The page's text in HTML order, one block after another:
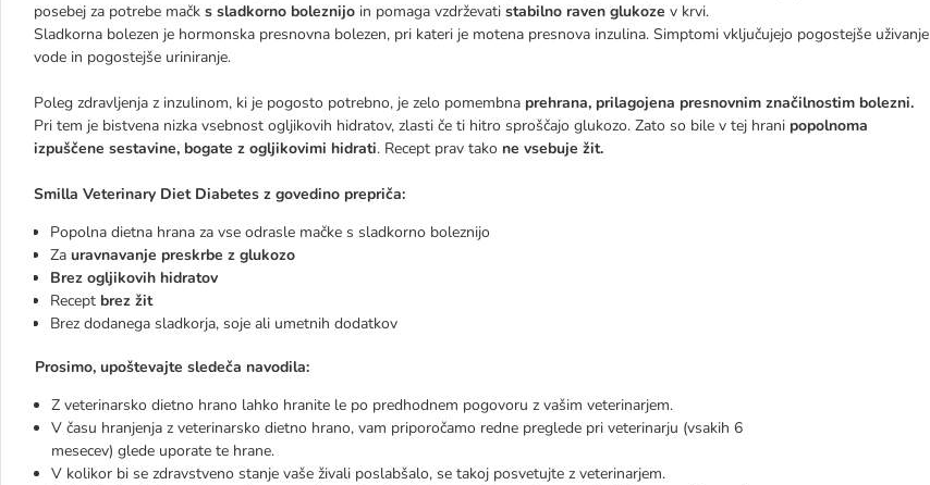
posebej za potrebe mačk s sladkorno boleznijo in pomaga vzdrževati stabilno raven glukoze v krvi.
Sladkorna bolezen je hormonska presnovna bolezen, pri kateri je motena presnova inzulina. Simptomi vključujejo pogostejše uživanje
vode in pogostejše uriniranje.
Poleg zdravljenja z inzulinom, ki je pogosto potrebno, je zelo pomembna prehrana, prilagojena presnovnim značilnostim bolezni.
Pri tem je bistvena nizka vsebnost ogljikovih hidratov, zlasti če ti hitro sproščajo glukozo. Zato so bile v tej hrani popolnoma
izpuščene sestavine, bogate z ogljikovimi hidrati. Recept prav tako ne vsebuje žit.
Smilla Veterinary Diet Diabetes z govedino prepriča:
Popolna dietna hrana za vse odrasle mačke s sladkorno boleznijo
Za uravnavanje preskrbe z glukozo
Brez ogljikovih hidratov
Recept brez žit
Brez dodanega sladkorja, soje ali umetnih dodatkov
Prosimo, upoštevajte sledeča navodila:
Z veterinarsko dietno hrano lahko hranite le po predhodnem pogovoru z vašim veterinarjem.
V času hranjenja z veterinarsko dietno hrano, vam priporočamo redne preglede pri veterinarju (vsakih 6
mesecev) glede uporate te hrane.
V kolikor bi se zdravstveno stanje vaše živali poslabšalo, se takoj posvetujte z veterinarjem.